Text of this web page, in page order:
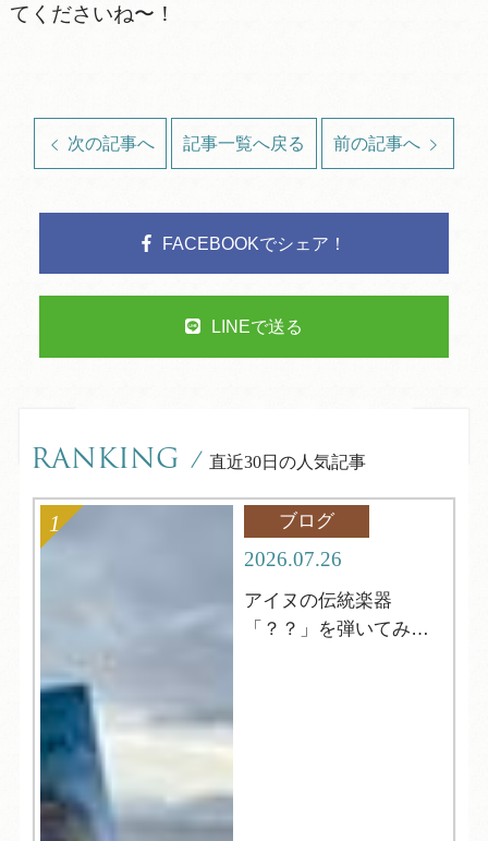
てくださいね〜！
次の記事へ 記事一覧へ戻る 前の記事へ
FACEBOOKでシェア！
LINEで送る
RANKING / 直近30日の人気記事
ブログ
2026.07.26
アイヌの伝統楽器
「？？」を弾いてみよ